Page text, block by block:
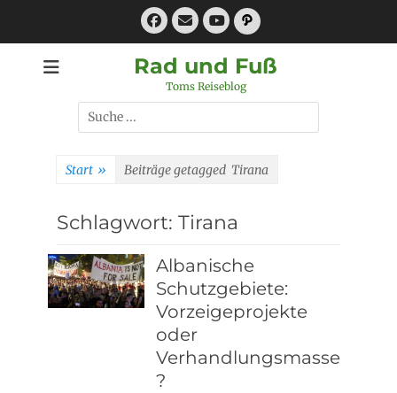
Facebook
E-
MailYouTube
Pfad
Rad und Fuß
Toms Reiseblog
Suchen
nach:
Start » Beiträge getagged Tirana
Schlagwort: Tirana
Albanische
Schutzgebiete:
Vorzeigeprojekte
oder
Verhandlungsmasse
?